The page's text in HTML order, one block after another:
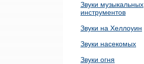
Звуки музыкальных
инструментов
Звуки на Хеллоуин
Звуки насекомых
Звуки огня